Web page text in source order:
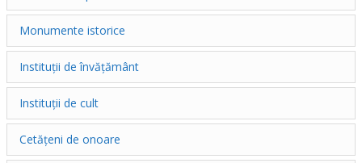
Monumente istorice
Instituții de învățământ
Instituții de cult
Cetățeni de onoare